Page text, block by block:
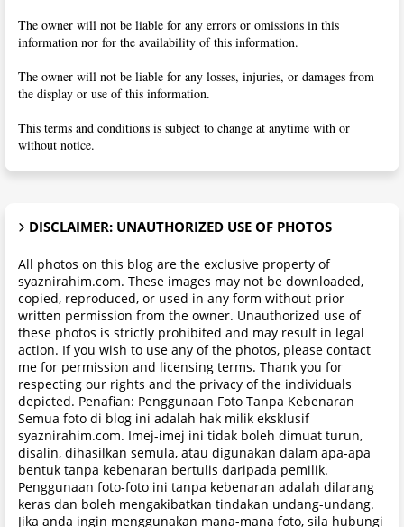
The owner will not be liable for any errors or omissions in this
information nor for the availability of this information.
The owner will not be liable for any losses, injuries, or damages from
the display or use of this information.
This terms and conditions is subject to change at anytime with or
without notice.
DISCLAIMER: UNAUTHORIZED USE OF PHOTOS
All photos on this blog are the exclusive property of
syaznirahim.com. These images may not be downloaded,
copied, reproduced, or used in any form without prior
written permission from the owner. Unauthorized use of
these photos is strictly prohibited and may result in legal
action. If you wish to use any of the photos, please contact
me for permission and licensing terms. Thank you for
respecting our rights and the privacy of the individuals
depicted. Penafian: Penggunaan Foto Tanpa Kebenaran
Semua foto di blog ini adalah hak milik eksklusif
syaznirahim.com. Imej-imej ini tidak boleh dimuat turun,
disalin, dihasilkan semula, atau digunakan dalam apa-apa
bentuk tanpa kebenaran bertulis daripada pemilik.
Penggunaan foto-foto ini tanpa kebenaran adalah dilarang
keras dan boleh mengakibatkan tindakan undang-undang.
Jika anda ingin menggunakan mana-mana foto, sila hubungi